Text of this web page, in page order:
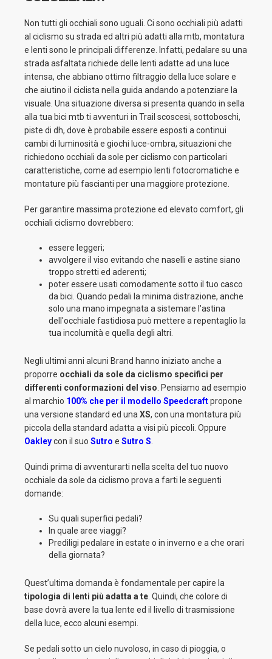
Non tutti gli occhiali sono uguali. Ci sono occhiali più adatti
al ciclismo su strada ed altri più adatti alla mtb, montatura
e lenti sono le principali differenze. Infatti, pedalare su una
strada asfaltata richiede delle lenti adatte ad una luce
intensa, che abbiano ottimo filtraggio della luce solare e
che aiutino il ciclista nella guida andando a potenziare la
visuale. Una situazione diversa si presenta quando in sella
alla tua bici mtb ti avventuri in Trail scoscesi, sottoboschi,
piste di dh, dove è probabile essere esposti a continui
cambi di luminosità e giochi luce-ombra, situazioni che
richiedono occhiali da sole per ciclismo con particolari
caratteristiche, come ad esempio lenti fotocromatiche e
montature più fascianti per una maggiore protezione.
Per garantire massima protezione ed elevato comfort, gli
occhiali ciclismo dovrebbero:
essere leggeri;
avvolgere il viso evitando che naselli e astine siano
troppo stretti ed aderenti;
poter essere usati comodamente sotto il tuo casco
da bici. Quando pedali la minima distrazione, anche
solo una mano impegnata a sistemare l'astina
dell'occhiale fastidiosa può mettere a repentaglio la
tua incolumità e quella degli altri.
Negli ultimi anni alcuni Brand hanno iniziato anche a
proporre occhiali da sole da ciclismo specifici per
differenti conformazioni del viso . Pensiamo ad esempio
al marchio 100% che per il modello Speedcraftpropone
una versione standard ed una XS, con una montatura più
piccola della standard adatta a visi più piccoli. Oppure
Oakleycon il suo Sutro e Sutro S
Quindi prima di avventurarti nella scelta del tuo nuovo
occhiale da sole da ciclismo prova a farti le seguenti
domande:
Su quali superfici pedali?
In quale aree viaggi?
Prediligi pedalare in estate o in inverno e a che orari
della giornata?
Quest’ultima domanda è fondamentale per capire la
tipologia di lenti più adatta a te . Quindi, che colore di
base dovrà avere la tua lente ed il livello di trasmissione
della luce, ecco alcuni esempi.
Se pedali sotto un cielo nuvoloso, in caso di pioggia, o